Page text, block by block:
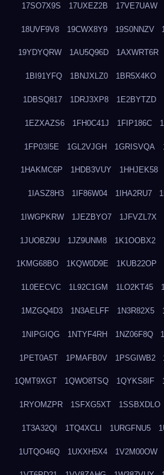
17SO7X9S 17UXEZ2B 17VE7UAW
18UVF9V8 19CWX8Y9 19S0NNZV
19YDYQRW 1AU5Q96D 1AXWRT6R
1BI91YFQ 1BNJXLZ0 1BR5X4KO
1DBSQ817 1DRJ3XP8 1E2BYTZD
1EZXAZS6 1FH0C41J 1FIP186C
1FP03I5E 1GL2VJGH 1GRISVQA
1HAKMC6P 1HDB3VUY 1HHJEK58
1IASZ8H3 1IF86W04 1IHA2RU7
1IWGPKRW 1JEZBYO7 1JFVZL7X
1JUOBZ9U 1JZ9UNM8 1K1OOBX2
1KMG68BO 1KQW0D9E 1KUB22OP
1L0EECVC 1L92C1GM 1LO2KT45
1MZGQ4D3 1N3AELFF 1N3R82X5
1NIPGIQG 1NTYF4RH 1NZ06F8Q
1PET0A5T 1PMAFB0V 1PSGIWB2
1QMT9XGT 1QWO8TSQ 1QYKS8IF
1RYOMZPR 1SFXG5XT 1SSBXDLO
1T3A32QI 1TQ4XCLI 1URGFNU5
1UTQO46Q 1UXXH5X4 1V2M00OW